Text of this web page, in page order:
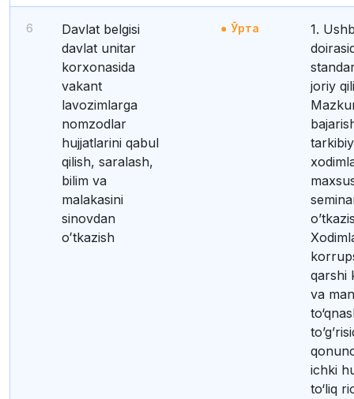
6
Davlat belgisi
davlat unitar
korxonasida
vakant
lavozimlarga
nomzodlar
hujjatlarini qabul
qilish, saralash,
bilim va
malakasini
sinovdan
oʻtkazish
Ўрта
1. Ushbu funksiya
joriy
qarshi
va
ichki
to‘liq